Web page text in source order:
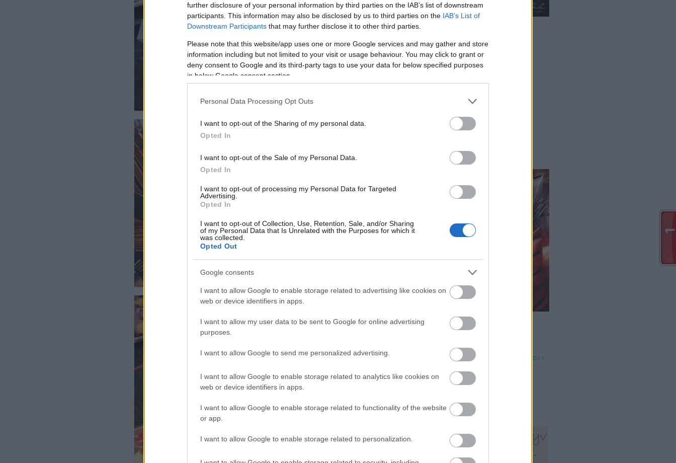
further disclosure of your personal information by third parties on the IAB’s list of downstream
participants. This information may also be disclosed by us to third parties on the IAB’s List of
Downstream Participants that may further disclose it to other third parties.
Please note that this website/app uses one or more Google services and may gather and store
information including but not limited to your visit or usage behaviour. You may click to grant or
deny consent to Google and its third-party tags to use your data for below specified purposes
in below Google consent section.
Personal Data Processing Opt Outs
I want to opt-out of the Sharing of my personal data.
Opted In
I want to opt-out of the Sale of my Personal Data.
Opted In
I want to opt-out of processing my Personal Data for Targeted
Advertising.
Opted In
I want to opt-out of Collection, Use, Retention, Sale, and/or Sharing
of my Personal Data that Is Unrelated with the Purposes for which it
was collected.
Opted Out
Google consents
I want to allow Google to enable storage related to advertising like cookies on
web or device identifiers in apps.
I want to allow my user data to be sent to Google for online advertising
purposes.
I want to allow Google to send me personalized advertising.
I want to allow Google to enable storage related to analytics like cookies on
web or device identifiers in apps.
I want to allow Google to enable storage related to functionality of the website
or app.
I want to allow Google to enable storage related to personalization.
TÉMÁK
ajándékozzunk(30 )
31
LEGOLVASOTTABBAK
Hogyan javíts lyukas ruhákat?
Díszpárna huzat varrása könnyen és gyorsan - D.I.Y.
Farmernadrág térdének javítása
Festett üvegváza készítése